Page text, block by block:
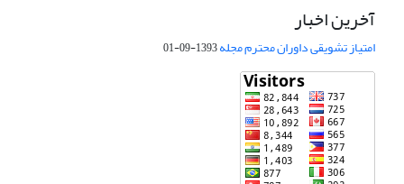
آخرین اخبار
امتیاز تشویقی داوران محترم مجله1393-09-01